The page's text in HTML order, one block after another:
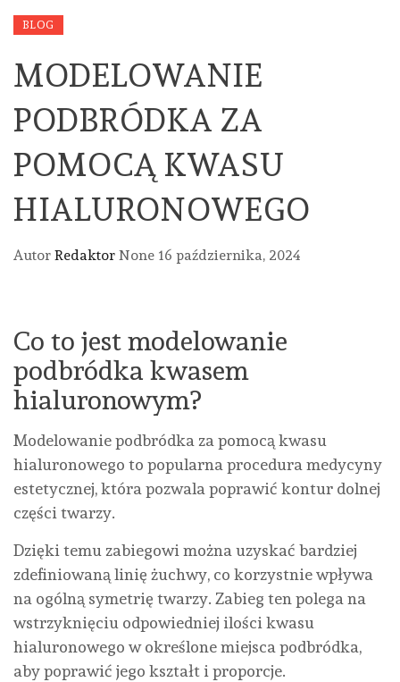
BLOG
MODELOWANIE
PODBRÓDKA ZA
POMOCĄ KWASU
HIALURONOWEGO
Autor Redaktor None 16 października, 2024
Co to jest modelowanie
podbródka kwasem
hialuronowym?
Modelowanie podbródka za pomocą kwasu
hialuronowego to popularna procedura medycyny
estetycznej, która pozwala poprawić kontur dolnej
części twarzy.
Dzięki temu zabiegowi można uzyskać bardziej
zdefiniowaną linię żuchwy, co korzystnie wpływa
na ogólną symetrię twarzy. Zabieg ten polega na
wstrzyknięciu odpowiedniej ilości kwasu
hialuronowego w określone miejsca podbródka,
aby poprawić jego kształt i proporcje.